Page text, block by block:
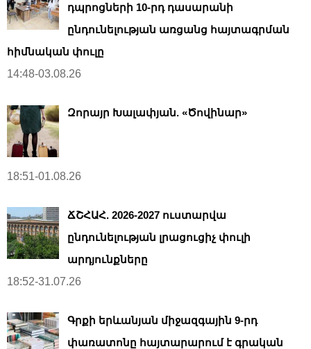
դպրոցների 10-րդ դասարանի
ընդունելության առցանց հայտագրման
հիմնական փուլը
14:48-03.08.26
Զորայր Խալափյան. «Ծովինար»
18:51-01.08.26
ՃՇՀԱՀ. 2026-2027 ուստարվա
ընդունելության լրացուցիչ փուլի
արդյունքները
18:52-31.07.26
Գրքի երևանյան միջազգային 9-րդ
փառատոնը հայտարարում է գրական